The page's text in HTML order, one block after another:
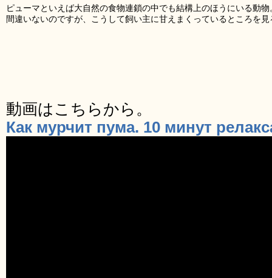
ピューマといえば大自然の食物連鎖の中でも結構上のほうにいる動
間違いないのですが、こうして飼い主に甘えまくっているところを
動画はこちらから。
Как мурчит пума. 10 минут